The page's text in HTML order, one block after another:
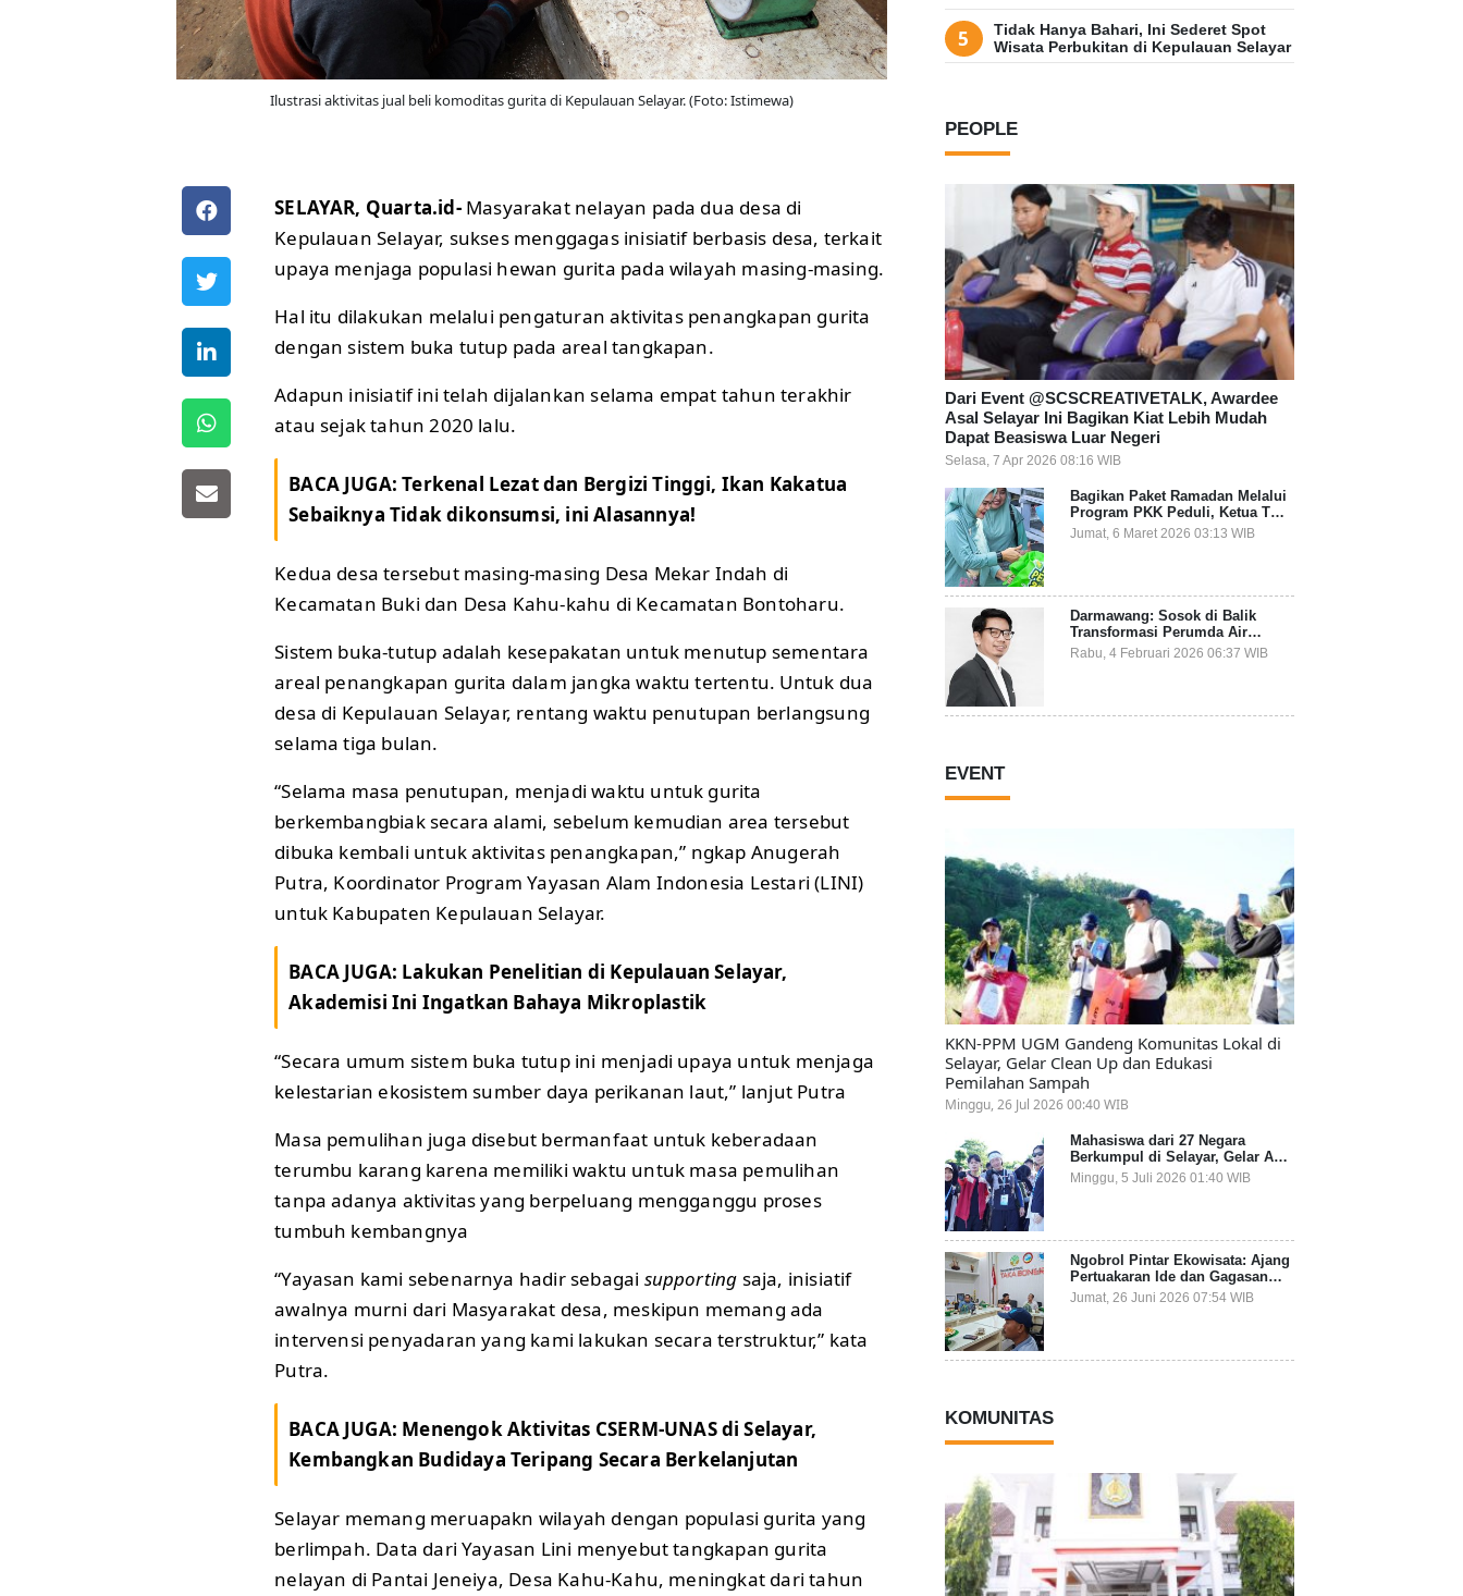
Ilustrasi aktivitas jual beli komoditas gurita di Kepulauan Selayar. (Foto: Istimewa)
SELAYAR, Quarta.id- Masyarakat nelayan pada dua desa di
Kepulauan Selayar, sukses menggagas inisiatif berbasis desa, terkait
upaya menjaga populasi hewan gurita pada wilayah masing-masing.
Hal itu dilakukan melalui pengaturan aktivitas penangkapan gurita
dengan sistem buka tutup pada areal tangkapan.
Adapun inisiatif ini telah dijalankan selama empat tahun terakhir
atau sejak tahun 2020 lalu.
BACA JUGA:Terkenal Lezat dan Bergizi Tinggi, Ikan Kakatua
Sebaiknya Tidak dikonsumsi, ini Alasannya!
Kedua desa tersebut masing-masing Desa Mekar Indah di
Kecamatan Buki dan Desa Kahu-kahu di Kecamatan Bontoharu.
Sistem buka-tutup adalah kesepakatan untuk menutup sementara
areal penangkapan gurita dalam jangka waktu tertentu. Untuk dua
desa di Kepulauan Selayar, rentang waktu penutupan berlangsung
selama tiga bulan.
“Selama masa penutupan, menjadi waktu untuk gurita
berkembangbiak secara alami, sebelum kemudian area tersebut
dibuka kembali untuk aktivitas penangkapan,” ngkap Anugerah
Putra, Koordinator Program Yayasan Alam Indonesia Lestari (LINI)
untuk Kabupaten Kepulauan Selayar.
BACA JUGA: Lakukan Penelitian di Kepulauan Selayar,
Akademisi Ini Ingatkan Bahaya Mikroplastik
“Secara umum sistem buka tutup ini menjadi upaya untuk menjaga
kelestarian ekosistem sumber daya perikanan laut,” lanjut Putra
Masa pemulihan juga disebut bermanfaat untuk keberadaan
terumbu karang karena memiliki waktu untuk masa pemulihan
tanpa adanya aktivitas yang berpeluang mengganggu proses
tumbuh kembangnya
“Yayasan kami sebenarnya hadir sebagai supporting saja, inisiatif
awalnya murni dari Masyarakat desa, meskipun memang ada
intervensi penyadaran yang kami lakukan secara terstruktur,” kata
Putra.
BACA JUGA: Menengok Aktivitas CSERM-UNAS di Selayar,
Kembangkan Budidaya Teripang Secara Berkelanjutan
Selayar memang meruapakn wilayah dengan populasi gurita yang
berlimpah. Data dari Yayasan Lini menyebut tangkapan gurita
nelayan di Pantai Jeneiya, Desa Kahu-Kahu, meningkat dari tahun
Tidak Hanya Bahari, Ini Sederet Spot
Wisata Perbukitan di Kepulauan Selayar
PEOPLE
Dari Event @SCSCREATIVETALK, Awardee
Asal Selayar Ini Bagikan Kiat Lebih Mudah
Dapat Beasiswa Luar Negeri
Selasa, 7 Apr 2026 08:16 WIB
Bagikan Paket Ramadan Melalui
Program PKK Peduli, Ketua TP
PKK Kepulauan Selayar: Puasa
Adalah Ajang Melatih Kepekaan
Jumat, 6 Maret 2026 03:13 WIB
Darmawang: Sosok di Balik
Transformasi Perumda Air
Minum Tirta Tanadoang yang
Makin Inovatif
Rabu, 4 Februari 2026 06:37 WIB
EVENT
KKN-PPM UGM Gandeng Komunitas Lokal di
Selayar, Gelar Clean Up dan Edukasi
Pemilahan Sampah
Minggu, 26 Jul 2026 00:40 WIB
Mahasiswa dari 27 Negara
Berkumpul di Selayar, Gelar Aksi
Lingkungan dan Dalami Kearifan
Lokal Bumi Tanadoang
Minggu, 5 Juli 2026 01:40 WIB
Ngobrol Pintar Ekowisata: Ajang
Pertuakaran Ide dan Gagasan
Lintas Sektor
Jumat, 26 Juni 2026 07:54 WIB
KOMUNITAS